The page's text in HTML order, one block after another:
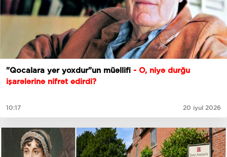
"Qocalara yer yoxdur"un müəllifi - O, niyə durğu
işarələrinə nifrət edirdi?
10:17 20 iyul 2026